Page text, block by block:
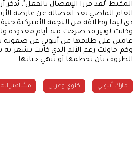
المكتظ "لقد قررا الإنفصال بالفعل". يُذكر
العام الماضي بعد انفصاله عن عارضة
دي ليما وطلاقه من النجمة الأميركية
وكانت لوبيز قد صرحت منذ أيام معدودة
عامين على طلاقها من أنتوني عن صعوبة
وكم حاولت رغم الألم الذي كانت تشعر به
الظروف بأن تحطمها أو تنهي حياتها.
مارك أنتوني كلوي وغرين مشاهير